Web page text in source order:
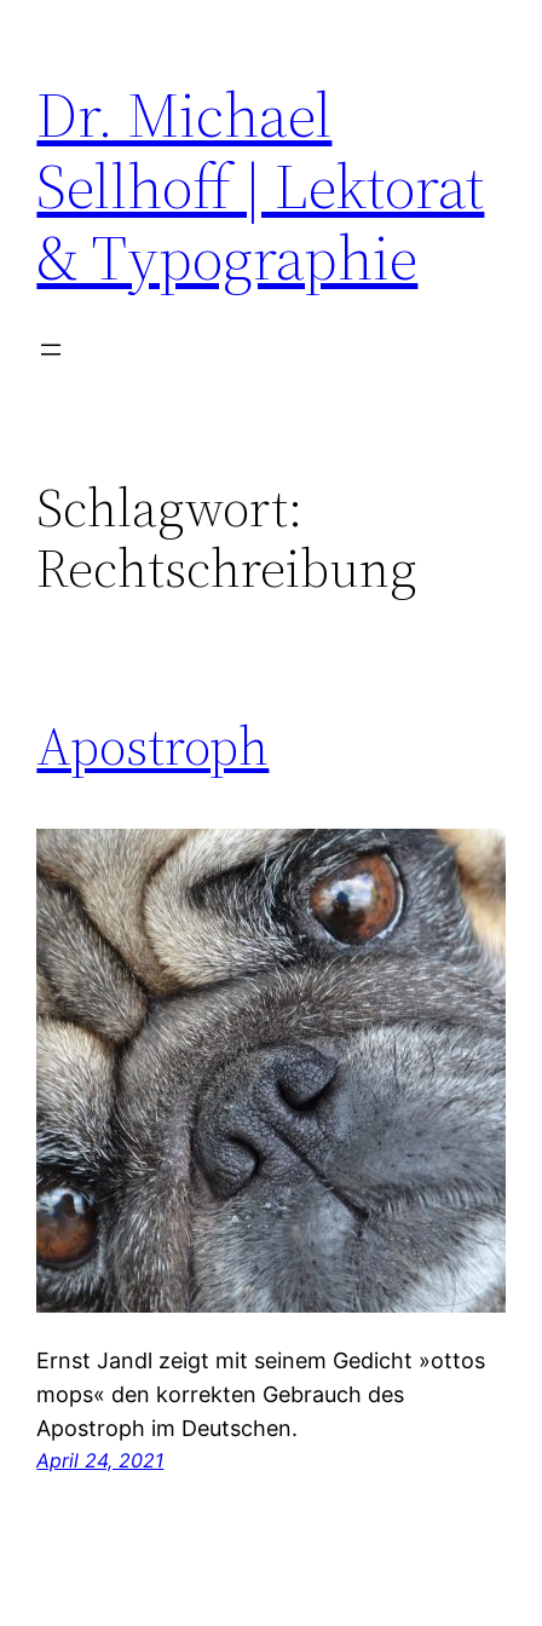
springen
Dr. Michael
Sellhoff | Lektorat
& Typographie
Schlagwort:
Rechtschreibung
Apostroph
Ernst Jandl zeigt mit seinem Gedicht »ottos
mops« den korrekten Gebrauch des
Apostroph im Deutschen.
April 24, 2021